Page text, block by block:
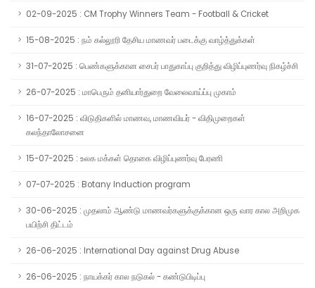
02-09-2025 : CM Trophy Winners Team - Football & Cricket
15-08-2025 : நம் கல்லூரி தேசிய மாணவர் படைக்கு வாழ்த்துக்கள்
31-07-2025 : பெண்களுக்கான சைபர் பாதுகாப்பு குறித்து விழிப்புணர்வு நிகழ்ச்சி
26-07-2025 : மாபெரும் தனியார்துறை வேலைவாய்ப்பு முகாம்
16-07-2025 : விடுதிகளில் மாணவ, மாணவியர் - விதிமுறைகள்
கலந்தாலோசனை
15-07-2025 : உலக மக்கள் தொகை விழிப்புணர்வு பேரணி
07-07-2025 : Botany Induction program
30-06-2025 : முதலாம் ஆண்டு மாணவர்களுக்குக்கான ஒரு வார கால அறிமுக
பயிற்சி திட்டம்
26-06-2025 : International Day against Drug Abuse
26-06-2025 : நாயக்கர் கால நடுகல் - கண்டுபிடிப்பு